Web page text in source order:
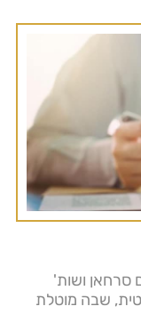
סרחאן ושות'
שבה מוטלת